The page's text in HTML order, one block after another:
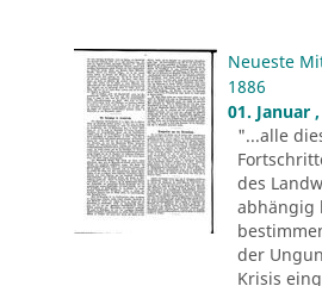
Neueste
1886
01. Januar
"...alle
des
abhängig
der
Krisis